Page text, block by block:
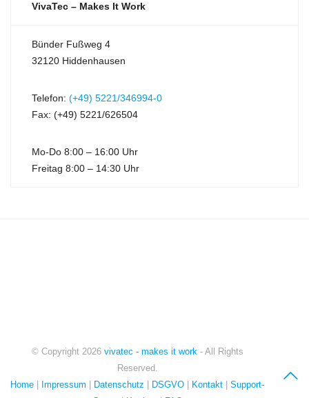
VivaTec – Makes It Work
Bünder Fußweg 4
32120 Hiddenhausen
Telefon: (+49) 5221/346994-0
Fax: (+49) 5221/626504
Mo-Do 8:00 – 16:00 Uhr
Freitag 8:00 – 14:30 Uhr
© Copyright 2026 vivatec - makes it work- All Rights
Reserved.
Home
Impressum Datenschutz DSGVO Kontakt
Support-